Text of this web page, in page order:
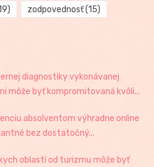
zodpovednosť(15)
diagnostiky vykonávanej
môže byť kompromitovaná kvôli...
absolventom výhradne online
bez dostatočný...
oblastí od turizmu môže byť